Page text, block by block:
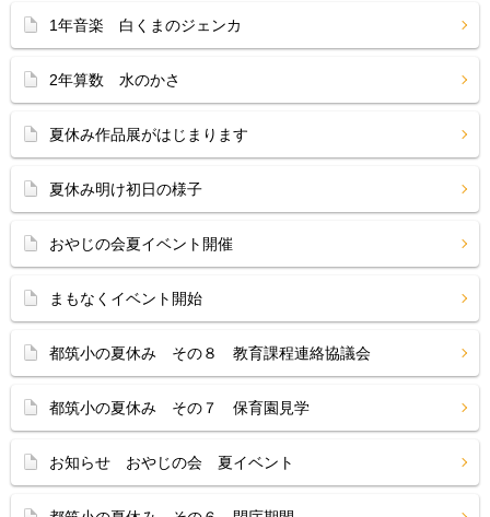
1年音楽 白くまのジェンカ
2年算数 水のかさ
夏休み作品展がはじまります
夏休み明け初日の様子
おやじの会夏イベント開催
まもなくイベント開始
都筑小の夏休み その８ 教育課程連絡協議会
都筑小の夏休み その７ 保育園見学
お知らせ おやじの会 夏イベント